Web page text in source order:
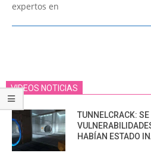
expertos en
VIDEOS NOTICIAS
TUNNELCRACK:
HABÍAN ESTADO